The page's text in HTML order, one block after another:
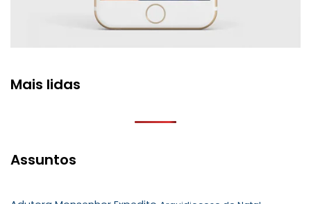
Mais lidas
Assuntos